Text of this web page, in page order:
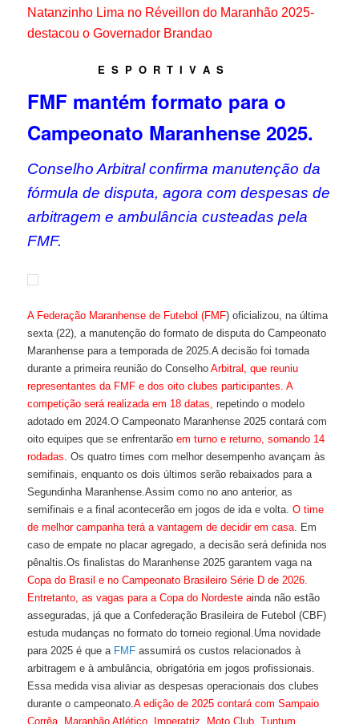
Natanzinho Lima no Réveillon do Maranhão 2025-
destacou o Governador Brandao
E S P O R T I V A S
FMF mantém formato para o
Campeonato Maranhense 2025.
Conselho Arbitral confirma manutenção da
fórmula de disputa, agora com despesas de
arbitragem e ambulância custeadas pela
FMF.
A Federação Maranhense de Futebol (FMF) oficializou, na última
sexta (22), a manutenção do formato de disputa do Campeonato
Maranhense para a temporada de 2025.A decisão foi tomada
durante a primeira reunião do Conselho Arbitral, que reuniu
representantes da FMF e dos oito clubes participantes. A
competição será realizada em 18 datas, repetindo o modelo
adotado em 2024.O Campeonato Maranhense 2025 contará com
oito equipes que se enfrentarãoem turno e returno, somando 14
rodadas. Os quatro times com melhor desempenho avançam às
semifinais, enquanto os dois últimos serão rebaixados para a
Segundinha Maranhense.Assim como no ano anterior, as
semifinais e a final acontecerão em jogos de ida e volta.O time
de melhor campanha terá a vantagem de decidir em casa. Em
caso de empate no placar agregado, a decisão será definida nos
pênaltis.Os finalistas do Maranhense 2025 garantem vaga na
Copa do Brasil e no Campeonato Brasileiro Série D de 2026.
Entretanto, as vagas para a Copa do Nordeste ainda não estão
asseguradas, já que a Confederação Brasileira de Futebol (CBF)
estuda mudanças no formato do torneio regional.Uma novidade
para 2025 é que a FMFassumirá os custos relacionados à
arbitragem e à ambulância, obrigatória em jogos profissionais.
Essa medida visa aliviar as despesas operacionais dos clubes
durante o campeonato.A edição de 2025 contará com Sampaio
Corrêa, Maranhão Atlético, Imperatriz, Moto Club, Tuntum,